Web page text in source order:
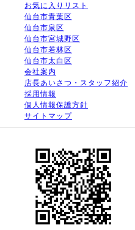
お気に入りリスト
仙台市青葉区
仙台市泉区
仙台市宮城野区
仙台市若林区
仙台市太白区
会社案内
店長あいさつ・スタッフ紹介
採用情報
個人情報保護方針
サイトマップ